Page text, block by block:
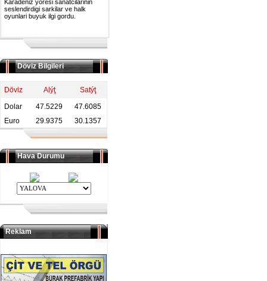
Karadeniz yoresi sanatcilarinin
seslendirdigi sarkilar ve halk
oyunlari buyuk ilgi gordu.
Döviz Bilgileri
Döviz Alýţ
Satýţ
Dolar
47.5229
47.6085
Euro
29.9375 30.1357
Hava Durumu
Reklam